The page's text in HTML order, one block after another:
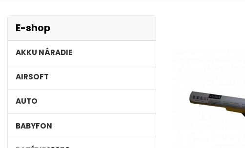
E-shop
AKKU NÁRADIE
AIRSOFT
AUTO
BABYFON